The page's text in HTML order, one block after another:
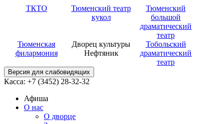
ТКТО
Тюменский театр
кукол
Тюменский
большой
драматический
театр
Тюменская
филармония
Дворец культуры
Нефтяник
Тобольский
драматический
театр
Версия для слабовидящих
Касса: +7 (3452) 28-32-32
Афиша
О нас
О дворце